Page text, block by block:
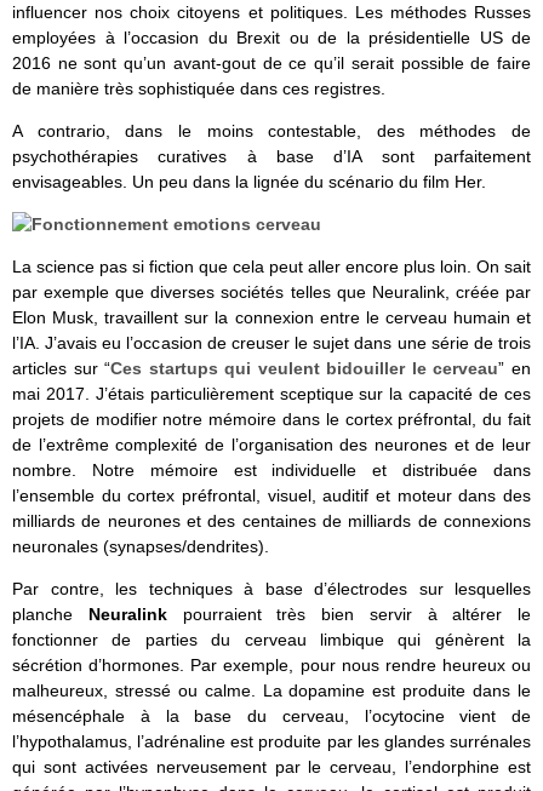
influencer nos choix citoyens et politiques. Les méthodes Russes
employées à l’occasion du Brexit ou de la présidentielle US de
2016 ne sont qu’un avant-gout de ce qu’il serait possible de faire
de manière très sophistiquée dans ces registres.
A contrario, dans le moins contestable, des méthodes de
psychothérapies curatives à base d’IA sont parfaitement
envisageables. Un peu dans la lignée du scénario du film Her.
La science pas si fiction que cela peut aller encore plus loin. On sait
par exemple que diverses sociétés telles que Neuralink, créée par
Elon Musk, travaillent sur la connexion entre le cerveau humain et
l’IA. J’avais eu l’occasion de creuser le sujet dans une série de trois
articles sur “Ces startups qui veulent bidouiller le cerveau” en
mai 2017. J’étais particulièrement sceptique sur la capacité de ces
projets de modifier notre mémoire dans le cortex préfrontal, du fait
de l’extrême complexité de l’organisation des neurones et de leur
nombre. Notre mémoire est individuelle et distribuée dans
l’ensemble du cortex préfrontal, visuel, auditif et moteur dans des
milliards de neurones et des centaines de milliards de connexions
neuronales (synapses/dendrites).
Par contre, les techniques à base d’électrodes sur lesquelles
planche Neuralinkpourraient très bien servir à altérer le
fonctionner de parties du cerveau limbique qui génèrent la
sécrétion d’hormones. Par exemple, pour nous rendre heureux ou
malheureux, stressé ou calme. La dopamine est produite dans le
mésencéphale à la base du cerveau, l’ocytocine vient de
l’hypothalamus, l’adrénaline est produite par les glandes surrénales
qui sont activées nerveusement par le cerveau, l’endorphine est